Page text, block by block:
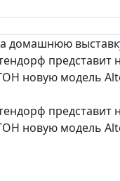
домашнюю
представит
новую модель
представит
новую модель